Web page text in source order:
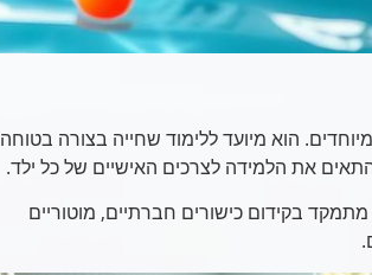
הוא מיועד ללימוד שחייה בצורה בטוחה
את הלמידה לצרכים האישיים של כל ילד.
בקידום כישורים חברתיים, מוטוריים